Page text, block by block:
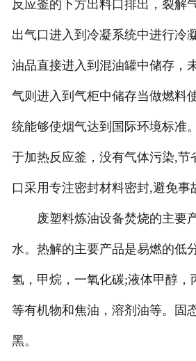
反应釜的下方出料口排出，裂解
出气口进入到冷凝系统中进行冷
油品直接进入到混油罐中储存，
气则进入到气柜中储存当做燃料
统能够使烟气达到国际环境标准
于加热反应釜，没有气体污染,节
口采用专注密封材料密封,避免事
废塑料炼油设备焚烧的主要
水。热解的主要产品是易燃的低
氢，甲烷，一氧化碳;液体甲醇，
等有机物和焦油，溶剂油等。固
黑。